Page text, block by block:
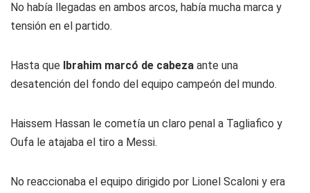
No había llegadas en ambos arcos, había mucha marca y
tensión en el partido.
Hasta que Ibrahim marcó de cabeza ante una
desatención del fondo del equipo campeón del mundo.
Haissem Hassan le cometía un claro penal a Tagliafico y
Oufa le atajaba el tiro a Messi.
No reaccionaba el equipo dirigido por Lionel Scaloni y era